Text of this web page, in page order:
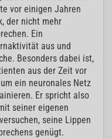
vor einigen Jahren
der nicht mehr
Ein
aus und
Besonders dabei ist,
aus der Zeit vor
ein neuronales Netz
Er spricht also
seiner eigenen
seine Lippen
genügt.